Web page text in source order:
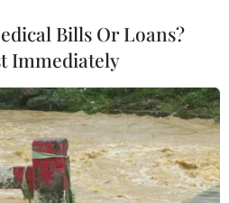
báo cáo nào về tại nạn
này gây ra./.
Huy Bình (Vietnam+)
Bills Or Loans?
Immediately